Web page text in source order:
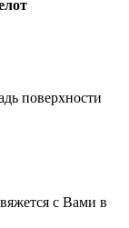
поверхности
с Вами в